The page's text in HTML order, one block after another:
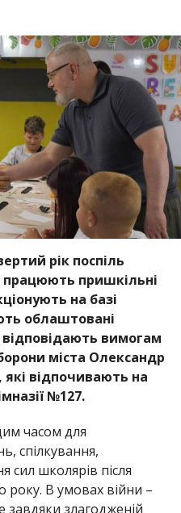
рік поспіль
працюють пришкільні
на базі
облаштовані
вимогам
міста Олександр
які відпочивають на
№127.
часом для
спілкування,
сил школярів після
року. В умовах війни –
завдяки злагодженій